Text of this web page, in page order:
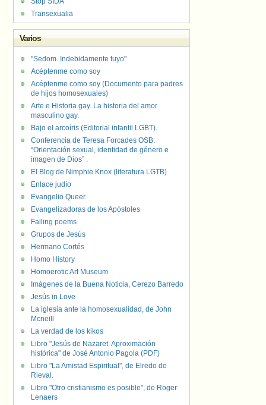
Transexualia
Varios
"Sedom. Indebidamente tuyo"
Acéptenme como soy
Acéptenme como soy (Documento para padres
de hijos homosexuales)
Arte e Historia gay. La historia del amor
masculino gay.
Bajo el arcoíris (Editorial infantil LGBT).
Conferencia de Teresa Forcades OSB:
“Orientación sexual, identidad de género e
imagen de Dios” .
El Blog de Nimphie Knox (literatura LGTB)
Enlace judío
Evangelio Queer.
Evangelizadoras de los Apóstoles
Falling poems
Grupos de Jesús
Hermano Cortés
Homo History
Homoerotic Art Museum
Imágenes de la Buena Noticia, Cerezo Barredo
Jesús in Love
La iglesia ante la homosexualidad, de John
Mcneill
La verdad de los kikos
Libro "Jesús de Nazaret. Aproximación
histórica" de José Antonio Pagola (PDF)
Libro "La Amistad Espiritual", de Elredo de
Rieval.
Libro "Otro cristianismo es posible", de Roger
Lenaers